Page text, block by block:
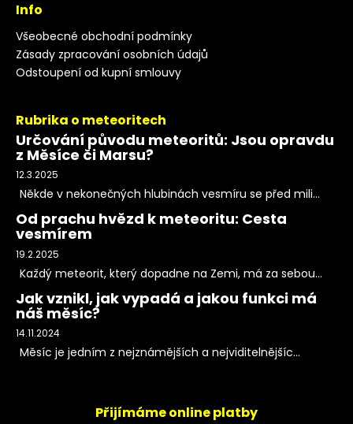
Info
Všeobecné obchodní podmínky
Zásady zpracování osobních údajů
Odstoupení od kupní smlouvy
Rubrika o meteoritech
Určování původu meteoritů: Jsou opravdu
z Měsíce či Marsu?
12.3.2025
Někde v nekonečných hlubinách vesmíru se před mili...
Od prachu hvězd k meteoritu: Cesta
vesmírem
19.2.2025
Každý meteorit, který dopadne na Zemi, má za sebou...
Jak vznikl, jak vypadá a jakou funkci má
náš měsíc?
14.11.2024
Měsíc je jedním z nejznámějších a nejviditelnějšíc...
Přijímáme online platby